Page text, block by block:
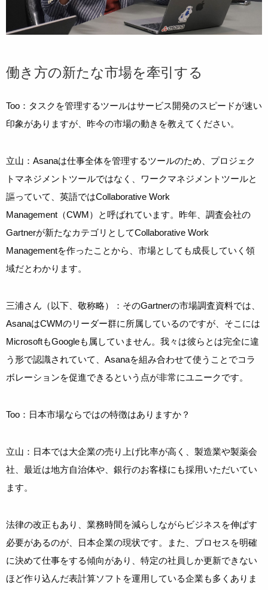
働き方の新たな市場を牽引する
Too：タスクを管理するツールはサービス開発のスピードが速い
印象がありますが、昨今の市場の動きを教えてください。
立山：Asanaは仕事全体を管理するツールのため、プロジェク
トマネジメントツールではなく、ワークマネジメントツールと
謳っていて、英語ではCollaborative Work
Management（CWM）と呼ばれています。昨年、調査会社の
Gartnerが新たなカテゴリとしてCollaborative Work
Managementを作ったことから、市場としても成長していく領
域だとわかります。
三浦さん（以下、敬称略）：そのGartnerの市場調査資料では、
AsanaはCWMのリーダー群に所属しているのですが、そこには
MicrosoftもGoogleも属していません。我々は彼らとは完全に違
う形で認識されていて、Asanaを組み合わせて使うことでコラ
ボレーションを促進できるという点が非常にユニークです。
Too：日本市場ならではの特徴はありますか？
立山：日本では大企業の売り上げ比率が高く、製造業や製薬会
社、最近は地方自治体や、銀行のお客様にも採用いただいてい
ます。
法律の改正もあり、業務時間を減らしながらビジネスを伸ばす
必要があるのが、日本企業の現状です。また、プロセスを明確
に決めて仕事をする傾向があり、特定の社員しか更新できない
ほど作り込んだ表計算ソフトを運用している企業も多くありま